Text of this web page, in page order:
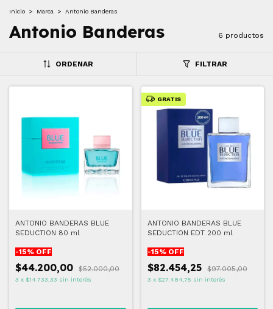
Inicio > Marca > Antonio Banderas
Antonio Banderas 6 productos
ORDENAR FILTRAR
ANTONIO BANDERAS BLUE
SEDUCTION 80 ml
-15% OFF
$44.200,00 $52.000,00
3 x $14.733,33 sin interés
GRATIS
ANTONIO BANDERAS BLUE
SEDUCTION EDT 200 ml
-15% OFF
$82.454,25 $97.005,00
3 x $27.484,75 sin interés